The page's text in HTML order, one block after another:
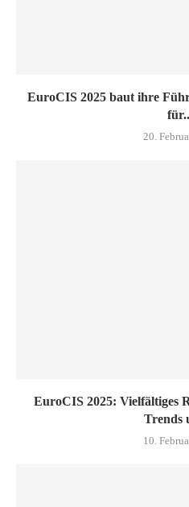
EuroCIS 2025 baut ihre
20.
EuroCIS 2025: Vielfältiges
Trends
10.